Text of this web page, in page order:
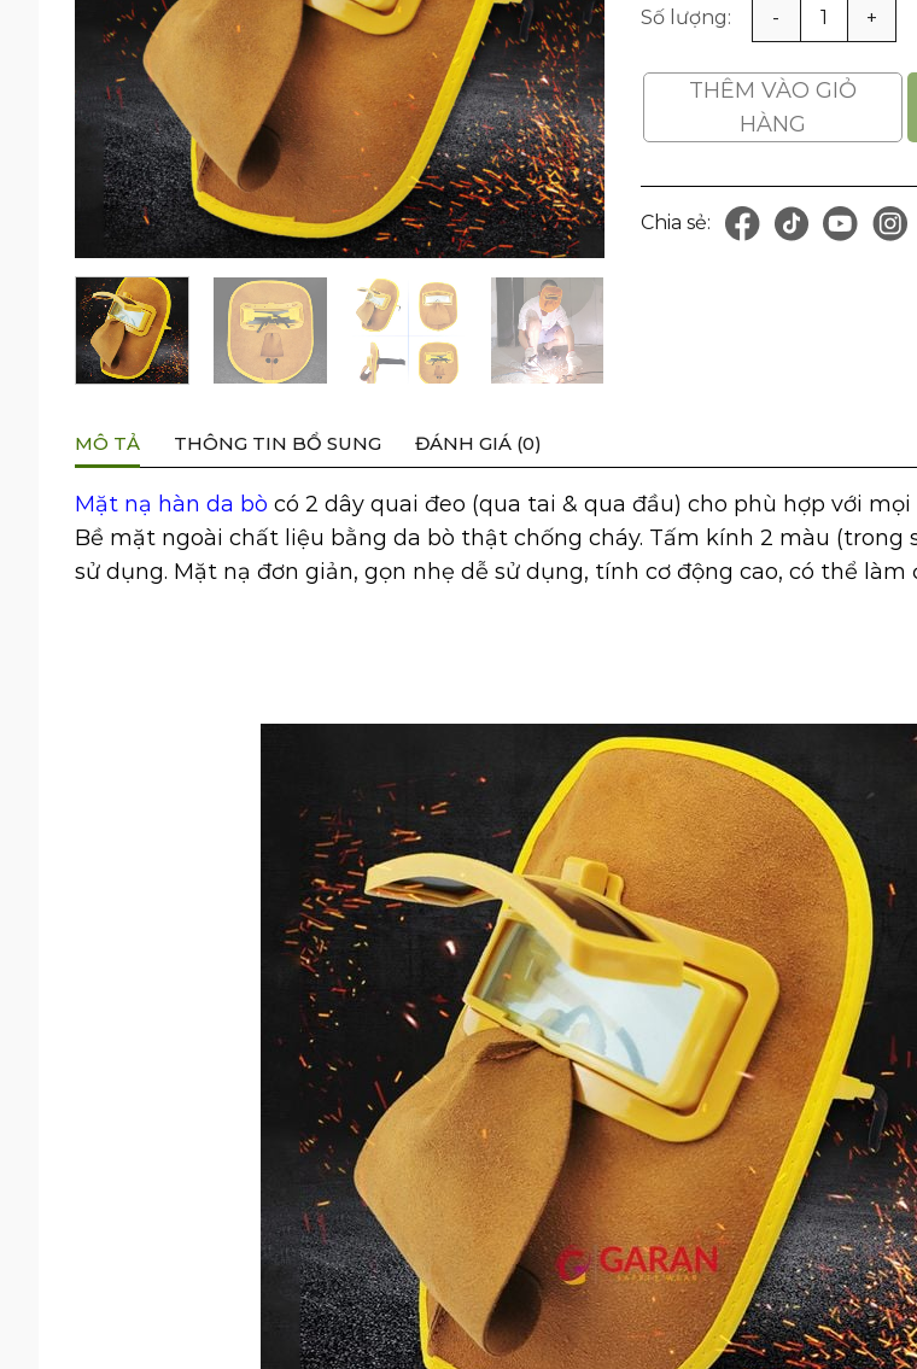
Mặt Nạ Hàn Da Bò Có Kính
THÊM VÀO GIỎ
HÀNG
Chia sẻ:
MÔ TẢ THÔNG TIN BỔ SUNG ĐÁNH GIÁ (0)
Mặt nạ hàn da bò có 2 dây quai đeo (qua tai & qua đầu) cho phù hợp với
Bề mặt ngoài chất liệu bằng da bò thật chống cháy. Tấm kính 2 màu (trong
sử dụng. Mặt nạ đơn giản, gọn nhẹ dễ sử dụng, tính cơ động cao, có thể làm